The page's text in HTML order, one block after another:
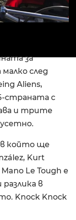
за
след
Aliens,
страната с
и трите
в който ще
Kurt
Le Tough е
в
Knock Knock